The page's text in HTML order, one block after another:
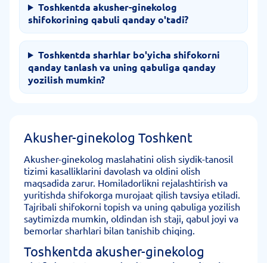
Toshkentda akusher-ginekolog
shifokorining qabuli qanday o'tadi?
Toshkentda sharhlar bo'yicha shifokorni
qanday tanlash va uning qabuliga qanday
yozilish mumkin?
Akusher-ginekolog Toshkent
Akusher-ginekolog maslahatini olish siydik-tanosil
tizimi kasalliklarini davolash va oldini olish
maqsadida zarur. Homiladorlikni rejalashtirish va
yuritishda shifokorga murojaat qilish tavsiya etiladi.
Tajribali shifokorni topish va uning qabuliga yozilish
saytimizda mumkin, oldindan ish staji, qabul joyi va
bemorlar sharhlari bilan tanishib chiqing.
Toshkentda akusher-ginekolog